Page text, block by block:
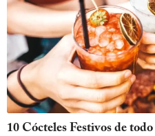
10 Cócteles Festivos de